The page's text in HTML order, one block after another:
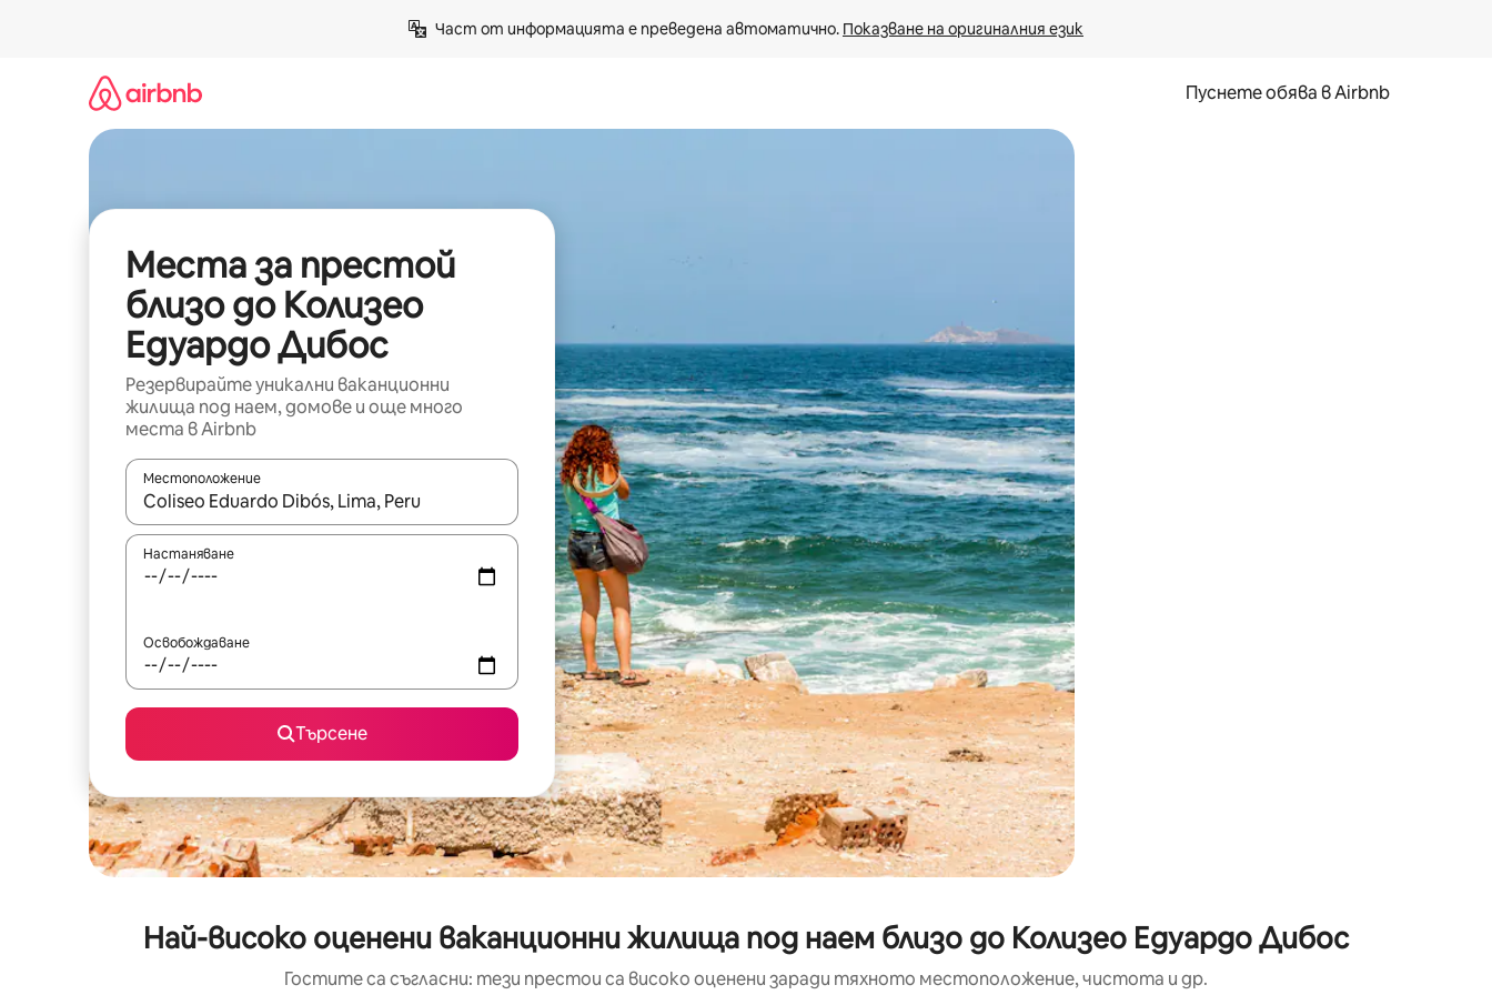
Част от информацията е преведена автоматично. Показване на оригиналния език
Пуснете обява в Airbnb
Места за престой
близо до Колизео
Едуардо Дибос
Резервирайте уникални ваканционни
жилища под наем, домове и още много
места в Airbnb
Местоположение
Когато резултатите се покажат, използвайте клавишите със стрелки нагоре и надолу или навигирайте с докосване или плъзгане.
Настаняване
Освобождаване
Търсене
Най-високо оценени ваканционни жилища под наем близо до Колизео Едуардо Дибос
Гостите са съгласни: тези престои са високо оценени заради тяхното местоположение, чистота и др.